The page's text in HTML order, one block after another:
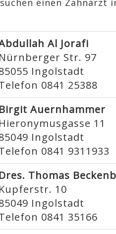
einen Zahnarzt
Al Jorafi
Nürnberger Str. 97
Ingolstadt
0841 25388
Birgit Auernhammer
Hieronymusgasse 11
Ingolstadt
0841 9311933
Dres. Thomas
Kupferstr. 10
Ingolstadt
0841 35166